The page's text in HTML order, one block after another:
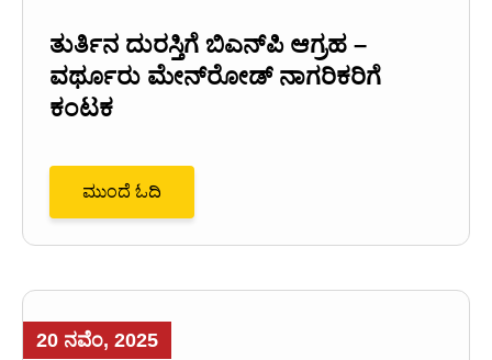
ತುರ್ತಿನ ದುರಸ್ತಿಗೆ ಬಿಎನ್‌ಪಿ ಆಗ್ರಹ –
ವರ್ಥೂರು ಮೇನ್‌ರೋಡ್ ನಾಗರಿಕರಿಗೆ
ಕಂಟಕ
ಮುಂದೆ ಓದಿ
20 ನವೆಂ, 2025